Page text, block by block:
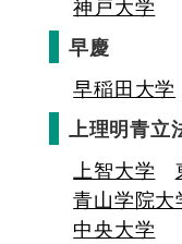
早慶
早稲田大学
上理明青立
上智大学
青山学院大
中央大学